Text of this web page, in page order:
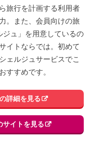
旅行を計画する利用者
。また、会員向けの旅
ュ」を用意しているの
イトならでは。初めて
ェルジュサービスでこ
すすめです。
詳細を見る
サイトを見る